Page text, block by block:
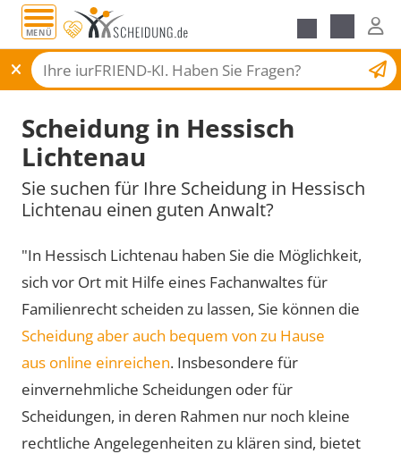
MENÜ
Scheidungsantrag
Scheidung in Hessisch
Lichtenau
Sie suchen für Ihre Scheidung in Hessisch
Lichtenau einen guten Anwalt?
"In Hessisch Lichtenau haben Sie die Möglichkeit,
sich vor Ort mit Hilfe eines Fachanwaltes für
Familienrecht scheiden zu lassen, Sie können die
Scheidung aber auch bequem von zu Hause
aus online einreichen. Insbesondere für
einvernehmliche Scheidungen oder für
Scheidungen, in deren Rahmen nur noch kleine
rechtliche Angelegenheiten zu klären sind, bietet